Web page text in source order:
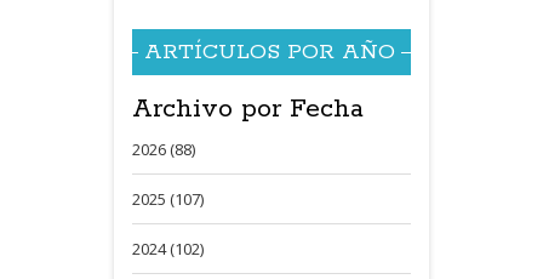
ARTÍCULOS POR AÑO
Archivo por Fecha
2026 (88)
2025 (107)
2024 (102)